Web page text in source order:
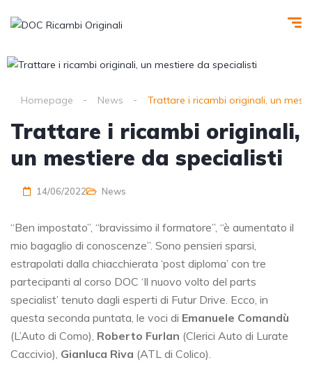
Homepage News Trattare i ricambi originali, un
Trattare i ricambi originali,
un mestiere da specialisti
14/06/2022 News
“Ben impostato”, “bravissimo il formatore”, “è aumentato il
mio bagaglio di conoscenze”. Sono pensieri sparsi,
estrapolati dalla chiacchierata ‘post diploma’ con tre
partecipanti al corso DOC ‘Il nuovo volto del parts
specialist’ tenuto dagli esperti di Futur Drive. Ecco, in
questa seconda puntata, le voci di Emanuele Comandù
(L’Auto di Como), Roberto Furlan (Clerici Auto di Lurate
Caccivio), Gianluca Riva (ATL di Colico).